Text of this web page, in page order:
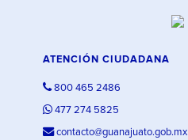
ATENCIÓN CIUDADANA
800 465 2486
477 274 5825
contacto@guanajuato.gob.mx